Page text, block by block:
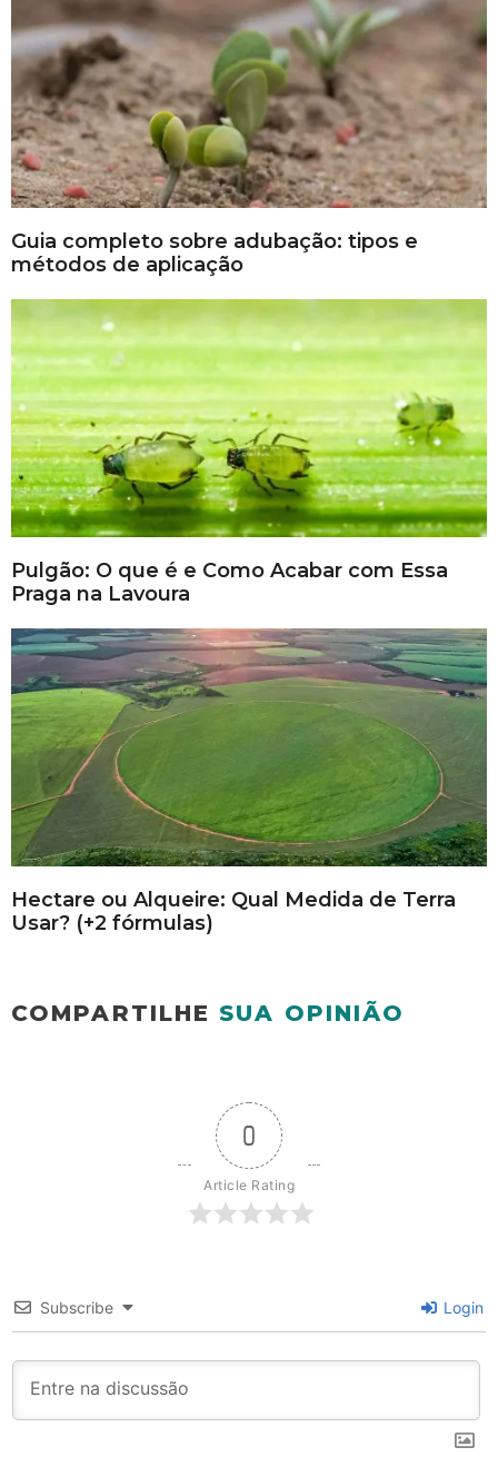
Guia completo sobre adubação: tipos e
métodos de aplicação
Pulgão: O que é e Como Acabar com Essa
Praga na Lavoura
Hectare ou Alqueire: Qual Medida de Terra
Usar? (+2 fórmulas)
COMPARTILHE SUA OPINIÃO
0
Article Rating
Subscribe Login